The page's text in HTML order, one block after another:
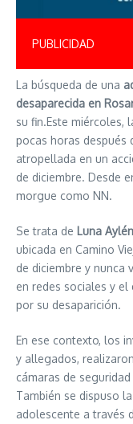
PUBLICIDAD
La búsqueda de una
desaparecida en
su fin.Este miércoles,
pocas horas después
atropellada en un
de diciembre. Desde
morgue como NN.
Se trata de Luna
ubicada en Camino
de diciembre y nunca
en redes sociales y el
por su desaparición.
En ese contexto, los
y allegados,
cámaras de
También se dispuso
adolescente a través